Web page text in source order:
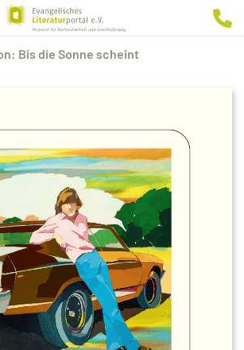
Bis die Sonne scheint